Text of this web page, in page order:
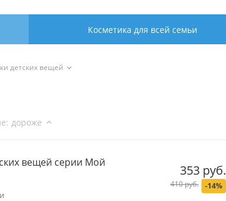
Косметика для всей семьи
детских вещей
: дороже
вещей серии Мой
353 руб.
410 руб. -14%